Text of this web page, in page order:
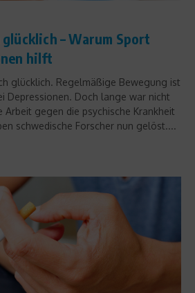
– Warum Sport
hilft
glücklich. Regelmäßige Bewegung ist
Depressionen. Doch lange war nicht
Arbeit gegen die psychische Krankheit
schwedische Forscher nun gelöst....